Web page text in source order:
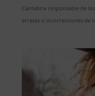
Cantabria responsable de
erratas o incorrecciones de